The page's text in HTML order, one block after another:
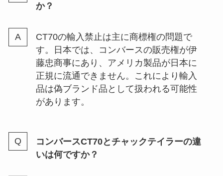
か？
CT70の輸入禁止は主に商標権の問題で
す。日本では、コンバースの販売権が伊
藤忠商事にあり、アメリカ製品が日本に
正規に流通できません。これにより輸入
品は偽ブランド品として扱われる可能性
があります。
コンバースCT70とチャックテイラーの違
いは何ですか？